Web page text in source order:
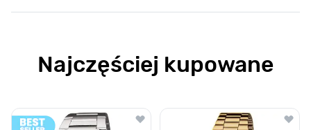
Najczęściej kupowane
Poruszanie się po elementach karuzeli jest możliwe za pomocą
Naciśnij, aby pominąć karuzelę
Naciśnij, aby przejść do nawigacji karuzeli